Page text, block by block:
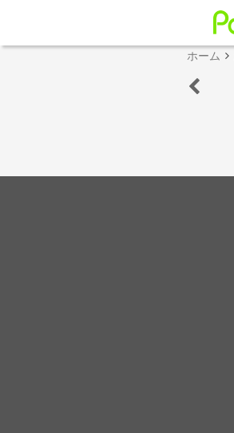
ホーム